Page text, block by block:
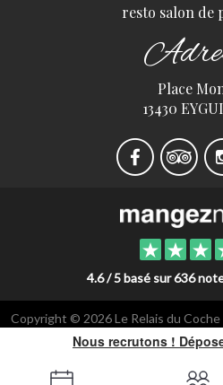
resto salon de
Place
13430
4.6 / 5 basé sur 636
Copyright © 2026 Le Relais du
mentions
Nous recrutons !